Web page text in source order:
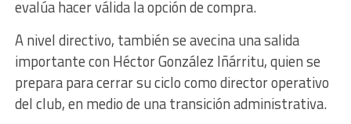
evalúa hacer válida la opción de compra.
A nivel directivo, también se avecina una salida
importante con Héctor González Iñárritu, quien se
prepara para cerrar su ciclo como director operativo
del club, en medio de una transición administrativa.